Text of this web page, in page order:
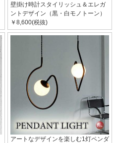
壁掛け時計スタイリッシュ＆エレガ
ントデザイン（黒・白モノトーン）
￥8,600(税抜)
アートなデザインを楽しむ1灯ペンダ